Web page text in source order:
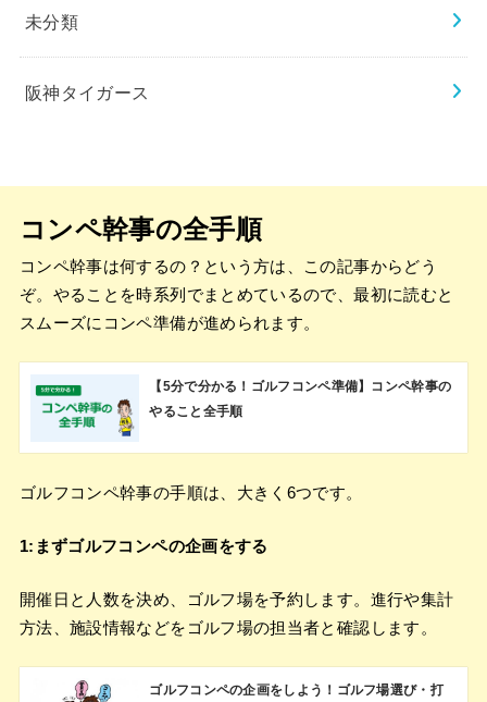
未分類
阪神タイガース
コンペ幹事の全手順
コンペ幹事は何するの？という方は、この記事からどう
ぞ。やることを時系列でまとめているので、最初に読むと
スムーズにコンペ準備が進められます。
【5分で分かる！ゴルフコンペ準備】コンペ幹事の
やること全手順
ゴルフコンペ幹事の手順は、大きく6つです。
1:まずゴルフコンペの企画をする
開催日と人数を決め、ゴルフ場を予約します。進行や集計
方法、施設情報などをゴルフ場の担当者と確認します。
ゴルフコンペの企画をしよう！ゴルフ場選び・打